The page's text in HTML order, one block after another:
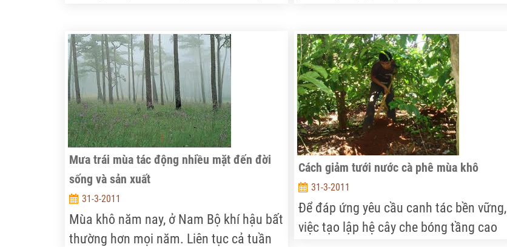
các giải pháp để phòng, trừ sâu bệnh
hại lúa.
phù hợp", chuyên gia kinh tế, TS Lê Đăng
Doanh nói.
Mưa trái mùa tác động nhiều mặt đến đời
sống và sản xuất
31-3-2011
Mùa khô năm nay, ở Nam Bộ khí hậu bất
thường hơn mọi năm. Liên tục cả tuần
Cách giảm tưới nước cà phê mùa khô
31-3-2011
Để đáp ứng yêu cầu canh tác bền vững,
việc tạo lập hệ cây che bóng tầng cao